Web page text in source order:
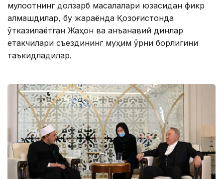
мулоқотнинг долзарб масалалари юзасидан фикр
алмашдилар, бу жараёнда Қозоғистонда
ўтказилаётган Жаҳон ва анъанавий динлар
етакчилари съездининг муҳим ўрни борлигини
таъкидладилар.